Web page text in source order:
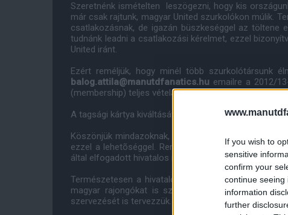
If you wish to
sensitive
confirm your
continue seeing
information
further
Szeretnénk ismételten leszögezni, hogy kis
már csak rajtunk, magyar United szurkolókon múlik.
csatlakozásnak, de igazán büszkeséggel az töltene
tudnánk leadni a csatlakozási kérelmet, ezzel
United iránt.
Ezért reméljük, hogy minél több szurkolótársunk
balog.attila@manutdfanatics.hu emailre a 2012/
(membership) teljes vételárát egy szerencsés
A tagsági kártya kiváltásával és annak elõnyeivel
Köszönjük mindazoknak, akik eddig elküldték
ezzel a lehetõséggel. Reméljük hamarosan jó hírrel
által elfogadott hivatalos magyar rajongói tábor
Természetesen a hivatalos szurkolói csoport élete
magyar rajongókat is szeretnénk jobban
szervezését is tervezzük.